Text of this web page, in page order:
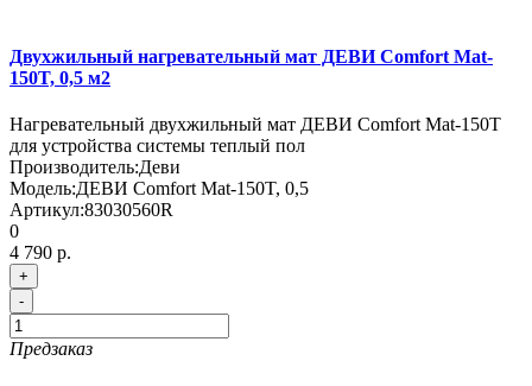
Двухжильный нагревательный мат ДЕВИ Comfort Mat-
150T, 0,5 м2
Нагревательный двухжильный мат ДЕВИ Comfort Mat-150T
для устройства системы теплый пол
Производитель:Деви
Модель:ДЕВИ Comfort Mat-150T, 0,5
Артикул:83030560R
0
4 790 р.
+
-
Предзаказ